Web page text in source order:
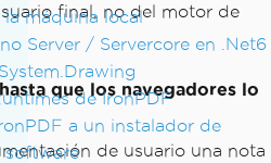
máquina local
Server / Servercore en .Net6
de IronPDF
a un instalador de
software
final, no del motor de
que los navegadores lo
de usuario una nota